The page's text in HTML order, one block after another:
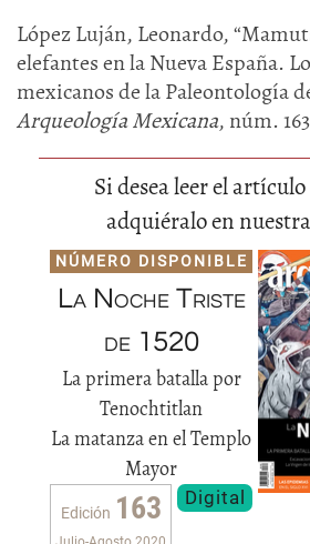
López Luján, Leonardo,
elefantes en la Nueva España.
mexicanos de la Paleontología
Arqueología Mexicana, núm.
Si desea leer el
adquiéralo en
NÚMERO DISPONIBLE
La Noche Triste
de 1520
La primera batalla por
Tenochtitlan
La matanza en el Templo
Mayor
Edición 163 Digital